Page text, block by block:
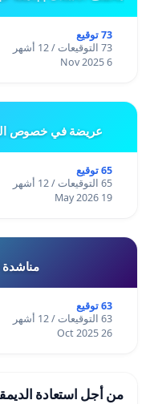
73 توقيع
73 التوقيعات / 12 أشهر
6 Nov 2025
عريضة في خصوص
65 توقيع
65 التوقيعات / 12 أشهر
19 May 2026
مناشدة
63 توقيع
63 التوقيعات / 12 أشهر
26 Oct 2025
من أجل استعادة